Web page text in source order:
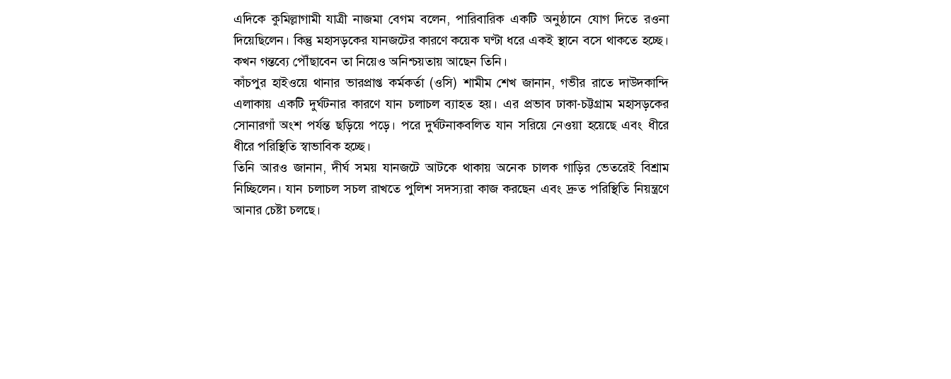
এদিকে কুমিল্লাগামী যাত্রী নাজমা বেগম বলেন, পারিবারিক একটি অনুষ্ঠানে যোগ দিতে রওনা
দিয়েছিলেন। কিন্তু মহাসড়কের যানজটের কারণে কয়েক ঘণ্টা ধরে একই স্থানে বসে থাকতে হচ্ছে।
কখন গন্তব্যে পৌঁছাবেন তা নিয়েও অনিশ্চয়তায় আছেন তিনি।
কাঁচপুর হাইওয়ে থানার ভারপ্রাপ্ত কর্মকর্তা (ওসি) শামীম শেখ জানান, গভীর রাতে দাউদকান্দি
এলাকায় একটি দুর্ঘটনার কারণে যান চলাচল ব্যাহত হয়। এর প্রভাব ঢাকা-চট্টগ্রাম মহাসড়কের
সোনারগাঁ অংশ পর্যন্ত ছড়িয়ে পড়ে। পরে দুর্ঘটনাকবলিত যান সরিয়ে নেওয়া হয়েছে এবং ধীরে
ধীরে পরিস্থিতি স্বাভাবিক হচ্ছে।
তিনি আরও জানান, দীর্ঘ সময় যানজটে আটকে থাকায় অনেক চালক গাড়ির ভেতরেই বিশ্রাম
নিচ্ছিলেন। যান চলাচল সচল রাখতে পুলিশ সদস্যরা কাজ করছেন এবং দ্রুত পরিস্থিতি নিয়ন্ত্রণে
আনার চেষ্টা চলছে।